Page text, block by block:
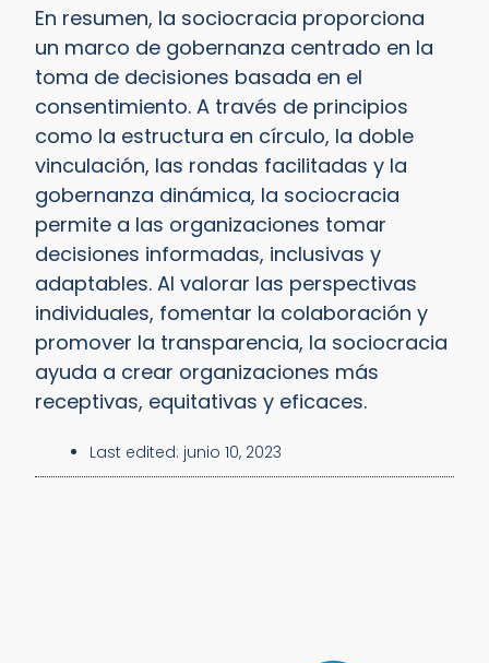
En resumen, la sociocracia proporciona
un marco de gobernanza centrado en la
toma de decisiones basada en el
consentimiento. A través de principios
como la estructura en círculo, la doble
vinculación, las rondas facilitadas y la
gobernanza dinámica, la sociocracia
permite a las organizaciones tomar
decisiones informadas, inclusivas y
adaptables. Al valorar las perspectivas
individuales, fomentar la colaboración y
promover la transparencia, la sociocracia
ayuda a crear organizaciones más
receptivas, equitativas y eficaces.
Last edited: junio 10, 2023